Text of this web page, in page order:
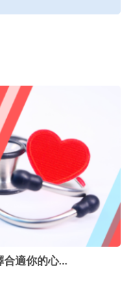
合適你的心…